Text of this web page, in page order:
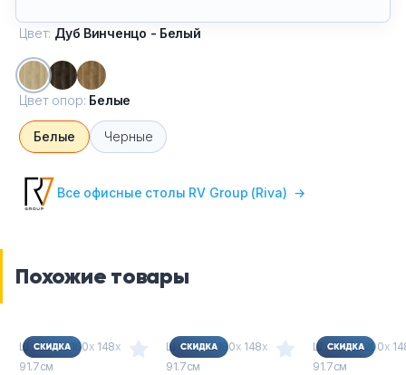
Цвет: Дуб Винченцо - Белый
Цвет опор: Белые
Белые Черные
Все офисные столы RV Group (Riva) →
Похожие товары
Ш хГхВ : 160х 148х
91.7см
Ш хГхВ : 180х 148х
91.7см
Ш хГхВ : 200х
91.7см